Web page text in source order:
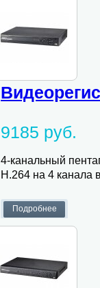
9185 руб.
4-канальный
H.264 на 4 канала